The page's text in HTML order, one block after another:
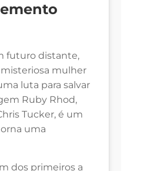
futuro distante,
mulher
luta para salvar
Ruby Rhod,
Tucker, é um
uma
dos primeiros a